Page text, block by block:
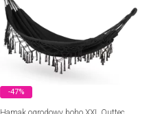
-47%